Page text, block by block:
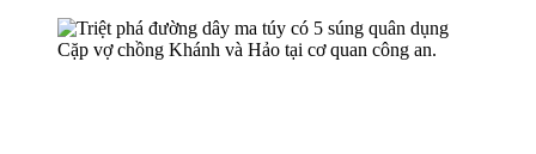
Cặp vợ chồng Khánh và Hảo tại cơ quan công an.